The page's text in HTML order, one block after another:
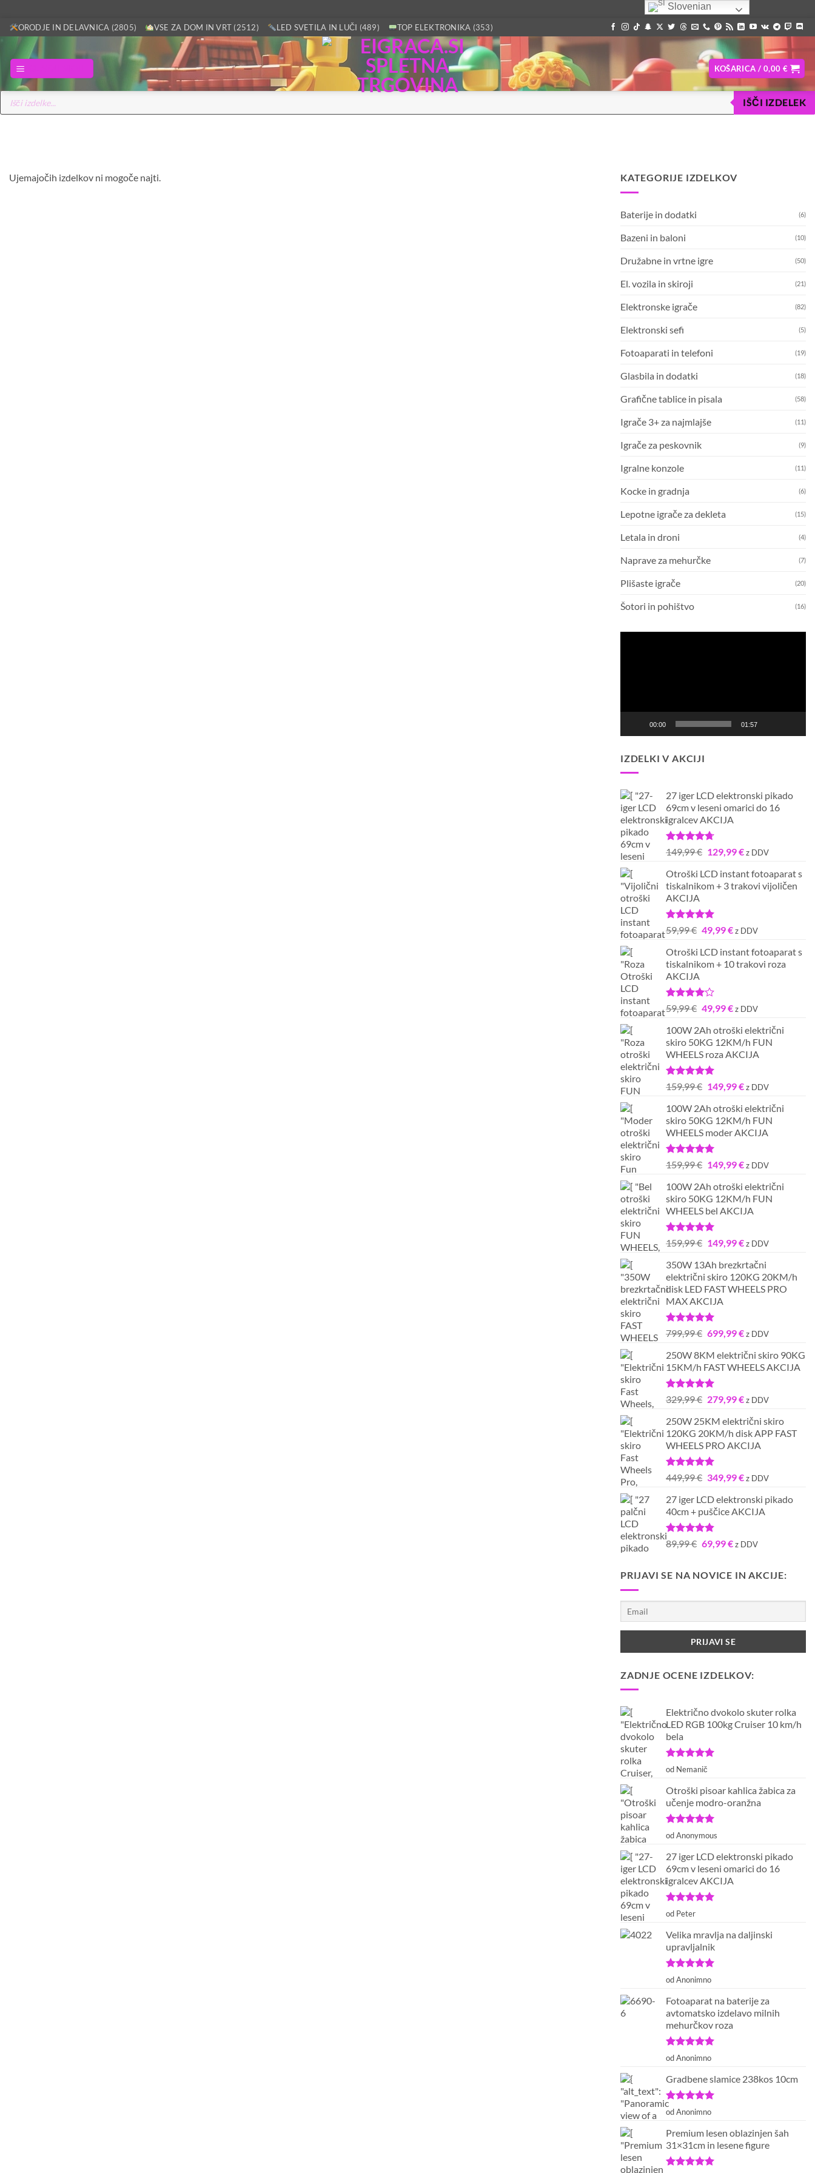
Skoči
na
vsebino
ORODJE IN DELAVNICA (2805) VSE ZA DOM IN VRT (2512) LED SVETILA IN LUČI (489) TOP ELEKTRONIKA (353)
KOŠARICA / 0,00 €
Products
search
IŠČI IZDELEK
Ujemajočih izdelkov ni mogoče najti. KATEGORIJE IZDELKOV
Baterije in dodatki (6)
Bazeni in baloni (10)
Družabne in vrtne igre (50)
El. vozila in skiroji (21)
Elektronske igrače (82)
Elektronski sefi (5)
Fotoaparati in telefoni (19)
Glasbila in dodatki (18)
Grafične tablice in pisala (58)
Igrače 3+ za najmlajše (11)
Igrače za peskovnik (9)
Igralne konzole (11)
Kocke in gradnja (6)
Lepotne igrače za dekleta (15)
Letala in droni (4)
Naprave za mehurčke (7)
Plišaste igrače (20)
Šotori in pohištvo (16)
00:00 01:57
IZDELKI V AKCIJI
27 iger LCD elektronski pikado
69cm v leseni omarici do 16
igralcev AKCIJA
Ocenjeno
od 5
149,99€ Izvirna
je
bila:
129,99€Trenutna
je:
129,99 €.
z DDV
Otroški LCD instant fotoaparat s
tiskalnikom + 3 trakovi vijoličen
AKCIJA
Ocenjeno
5.00
59,99€ Izvirna
je
bila:
49,99€Trenutna
je:
49,99 €.
z DDV
Otroški LCD instant fotoaparat s
tiskalnikom + 10 trakovi roza
AKCIJA
Ocenjeno
4.00
5
59,99€ Izvirna
je
bila:
59,99 €.
49,99€Trenutna
je:
49,99 €.
z DDV
100W 2Ah otroški električni
skiro 50KG 12KM/h FUN
WHEELS roza AKCIJA
Ocenjeno
od 5
159,99€ Izvirna
je
bila:
159,99 €.
149,99€Trenutna
je:
149,99 €.
z DDV
100W 2Ah otroški električni
skiro 50KG 12KM/h FUN
WHEELS moder AKCIJA
Ocenjeno
od 5
159,99€ Izvirna
je
bila:
159,99 €.
149,99€Trenutna
je:
149,99 €.
z DDV
100W 2Ah otroški električni
skiro 50KG 12KM/h FUN
WHEELS bel AKCIJA
Ocenjeno
od 5
159,99€ Izvirna
je
bila:
159,99 €.
149,99€Trenutna
je:
149,99 €.
z DDV
350W 13Ah brezkrtačni
električni skiro 120KG 20KM/h
disk LED FAST WHEELS PRO
MAX AKCIJA
Ocenjeno
od 5
799,99€ Izvirna
je
bila:
799,99 €.
699,99€Trenutna
je:
699,99 €.
z DDV
250W 8KM električni skiro 90KG
15KM/h FAST WHEELS AKCIJA
Ocenjeno
od 5
329,99€ Izvirna
je
bila:
329,99 €.
279,99€Trenutna
je:
279,99 €.
z DDV
250W 25KM električni skiro
120KG 20KM/h disk APP FAST
WHEELS PRO AKCIJA
Ocenjeno
od 5
449,99€ Izvirna
je
bila:
449,99 €.
349,99€Trenutna
je:
349,99 €.
z DDV
27 iger LCD elektronski pikado
40cm + puščice AKCIJA
Ocenjeno
4.80
89,99€ Izvirna
bila:
69,99€Trenutna
69,99 €.
z DDV
PRIJAVI SE NA NOVICE IN AKCIJE:
ZADNJE OCENE IZDELKOV:
Električno dvokolo skuter rolka
LED RGB 100kg Cruiser 10 km/h
bela
Ocenjeno
od Nemanič
Otroški pisoar kahlica žabica za
učenje modro-oranžna
Ocenjeno5
od Anonymous
27 iger LCD elektronski pikado
69cm v leseni omarici do 16
igralcev AKCIJA
Ocenjeno
od Peter
Velika mravlja na daljinski
upravljalnik
Ocenjeno5
od Anonimno
Fotoaparat na baterije za
avtomatsko izdelavo milnih
mehurčkov roza
Ocenjeno5
od Anonimno
Gradbene slamice 238kos 10cm
Ocenjeno5
od Anonimno
Premium lesen oblazinjen šah
31×31cm in lesene figure
Slovenian